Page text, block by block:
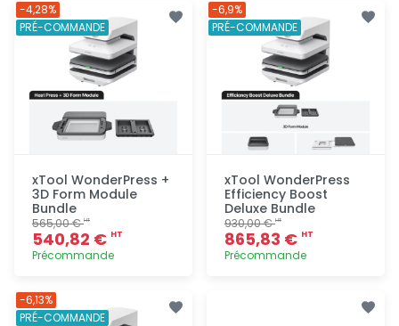
xTool WonderPress +
3D Form Module
Bundle
565,00 €HT
540,82 € HT
Précommande
rapide
-4,28%
PRÉ-COMMANDE
xTool WonderPress
Efficiency Boost
Deluxe Bundle
930,00 €HT
865,83 € HT
Précommande
-6,9%
PRÉ-COMMANDE
-6,13%
PRÉ-COMMANDE